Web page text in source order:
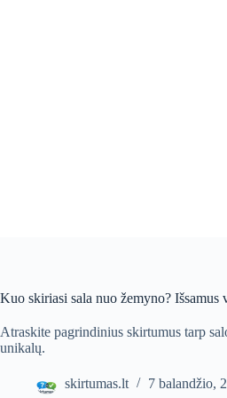
Kuo skiriasi sala nuo žemyno? Išsamus
Atraskite pagrindinius skirtumus tarp
unikalų.
skirtumas.lt 7 balandžio,